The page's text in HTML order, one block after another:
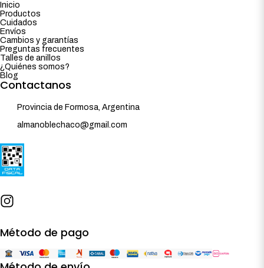
Inicio
Productos
Cuidados
Envíos
Cambios y garantías
Preguntas frecuentes
Talles de anillos
¿Quiénes somos?
Blog
Contactanos
Provincia de Formosa, Argentina
almanoblechaco@gmail.com
Método de pago